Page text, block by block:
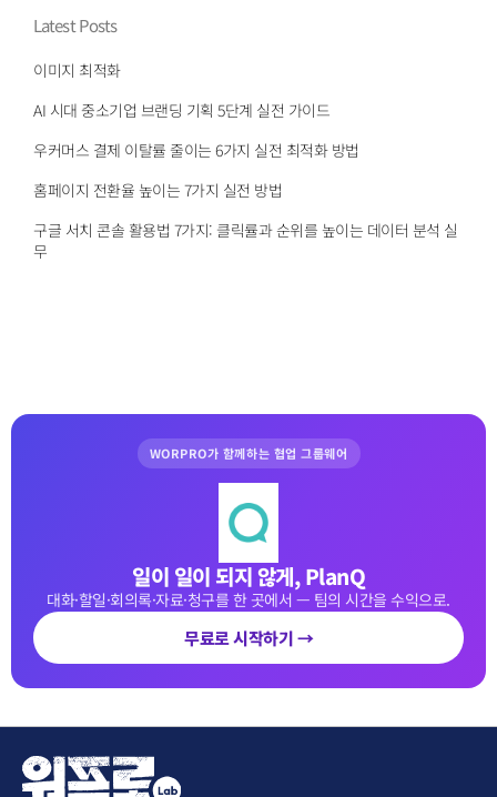
Latest Posts
이미지 최적화
AI 시대 중소기업 브랜딩 기획 5단계 실전 가이드
우커머스 결제 이탈률 줄이는 6가지 실전 최적화 방법
홈페이지 전환율 높이는 7가지 실전 방법
구글 서치 콘솔 활용법 7가지: 클릭률과 순위를 높이는 데이터 분석 실
무
WORPRO가 함께하는 협업 그룹웨어
일이 일이 되지 않게, PlanQ
대화·할일·회의록·자료·청구를 한 곳에서 — 팀의 시간을 수익으로.
무료로 시작하기 →